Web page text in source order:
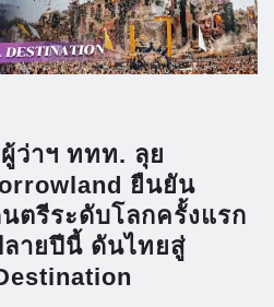
ว่าฯ ททท. ลุย
ยืนยัน
ตรีระดับโลกครั้งแรก
ลายปีนี้ ดันไทยสู่